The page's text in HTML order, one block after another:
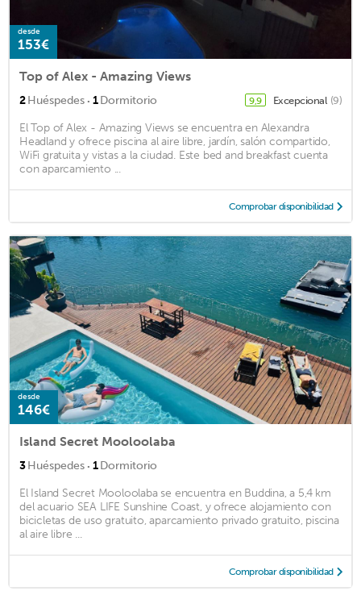
desde
153€
Top of Alex - Amazing Views
2Huéspedes · 1Dormitorio 9,9 Excepcional (9)
El Top of Alex - Amazing Views se encuentra en Alexandra
Headland y ofrece piscina al aire libre, jardín, salón compartido,
WiFi gratuita y vistas a la ciudad. Este bed and breakfast cuenta
con aparcamiento ...
Comprobar disponibilidad
desde
146€
Island Secret Mooloolaba
3Huéspedes · 1Dormitorio
El Island Secret Mooloolaba se encuentra en Buddina, a 5,4 km
del acuario SEA LIFE Sunshine Coast, y ofrece alojamiento con
bicicletas de uso gratuito, aparcamiento privado gratuito, piscina
al aire libre ...
Comprobar disponibilidad